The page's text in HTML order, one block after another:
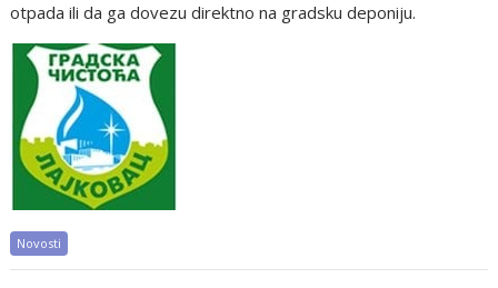
otpada ili da ga dovezu direktno na gradsku deponiju.
Novosti